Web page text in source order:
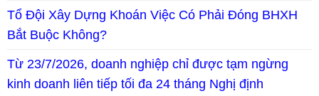
Tổ Đội Xây Dựng Khoán Việc Có Phải Đóng BHXH
Bắt Buộc Không?
Từ 23/7/2026, doanh nghiệp chỉ được tạm ngừng
kinh doanh liên tiếp tối đa 24 tháng Nghị định